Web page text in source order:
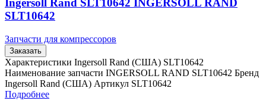
Ingersoll Rand SLT10642 INGERSOLL RAND
SLT10642
Запчасти для компрессоров
Заказать
Характеристики Ingersoll Rand (США) SLT10642
Наименование запчасти INGERSOLL RAND SLT10642 Бренд
Ingersoll Rand (США) Артикул SLT10642
Подробнее